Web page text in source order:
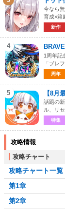
今なら
育成×箱
新作
4
1周年記
「ブレ
周年
5 【8月
話題の
ル、リ
特集
攻略情報
攻略チャート
攻略チャート一覧
第1章
第2章